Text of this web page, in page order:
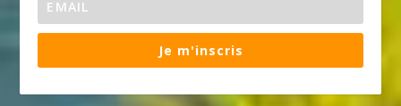
Je m'inscris